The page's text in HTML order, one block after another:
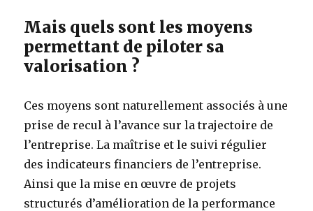
Mais quels sont les moyens
permettant de piloter sa
valorisation ?
Ces moyens sont naturellement associés à une
prise de recul à l’avance sur la trajectoire de
l’entreprise. La maîtrise et le suivi régulier
des indicateurs financiers de l’entreprise.
Ainsi que la mise en œuvre de projets
structurés d’amélioration de la performance